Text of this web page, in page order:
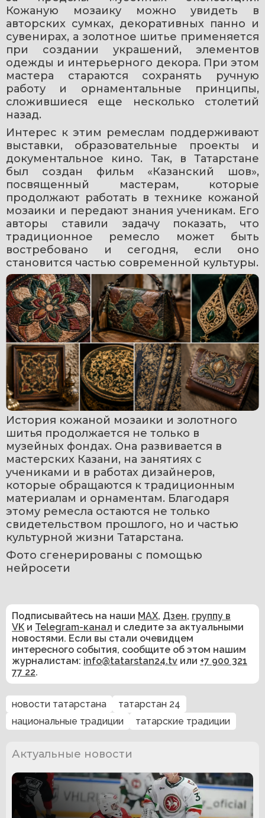
Кожаную мозаику можно увидеть в
авторских сумках, декоративных панно и
сувенирах, а золотное шитье применяется
при создании украшений, элементов
одежды и интерьерного декора. При этом
мастера стараются сохранять ручную
работу и орнаментальные принципы,
сложившиеся еще несколько столетий
назад.
Интерес к этим ремеслам поддерживают
выставки, образовательные проекты и
документальное кино. Так, в Татарстане
был создан фильм «Казанский шов»,
посвященный мастерам, которые
продолжают работать в технике кожаной
мозаики и передают знания ученикам. Его
авторы ставили задачу показать, что
традиционное ремесло может быть
востребовано и сегодня, если оно
становится частью современной культуры.
История кожаной мозаики и золотного
шитья продолжается не только в
музейных фондах. Она развивается в
мастерских Казани, на занятиях с
учениками и в работах дизайнеров,
которые обращаются к традиционным
материалам и орнаментам. Благодаря
этому ремесла остаются не только
свидетельством прошлого, но и частью
культурной жизни Татарстана.
Фото сгенерированы с помощью
нейросети
Подписывайтесь на наши MAX, Дзен, группу в
VK и Telegram-канал и следите за актуальными
новостями. Если вы стали очевидцем
интересного события, сообщите об этом нашим
журналистам: info@tatarstan24.tv или +7 900 321
77 22.
новости татарстана
татарстан 24
национальные традиции
татарские традиции
Актуальные новости